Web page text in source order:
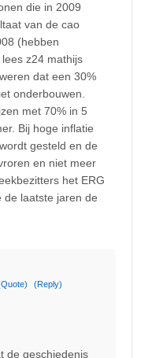
die in 2009
van de cao
(hebben
z24 mathijs
dat een 30%
onderbouwen.
met 70% in 5
Bij hoge inflatie
gesteld en de
en niet meer
het ERG
de laatste jaren de
(Reply)
de geschiedenis